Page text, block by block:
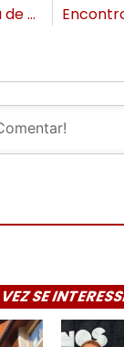
Morre camareira de pousada atingida durante queda de aeronave em Gramado
SE